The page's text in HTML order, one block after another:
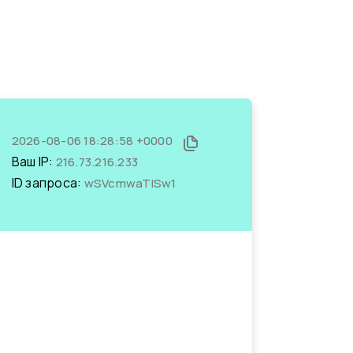
2026-08-06 18:28:58 +0000
Ваш IP: 216.73.216.233
ID запроса: wSVcmwaTISw1